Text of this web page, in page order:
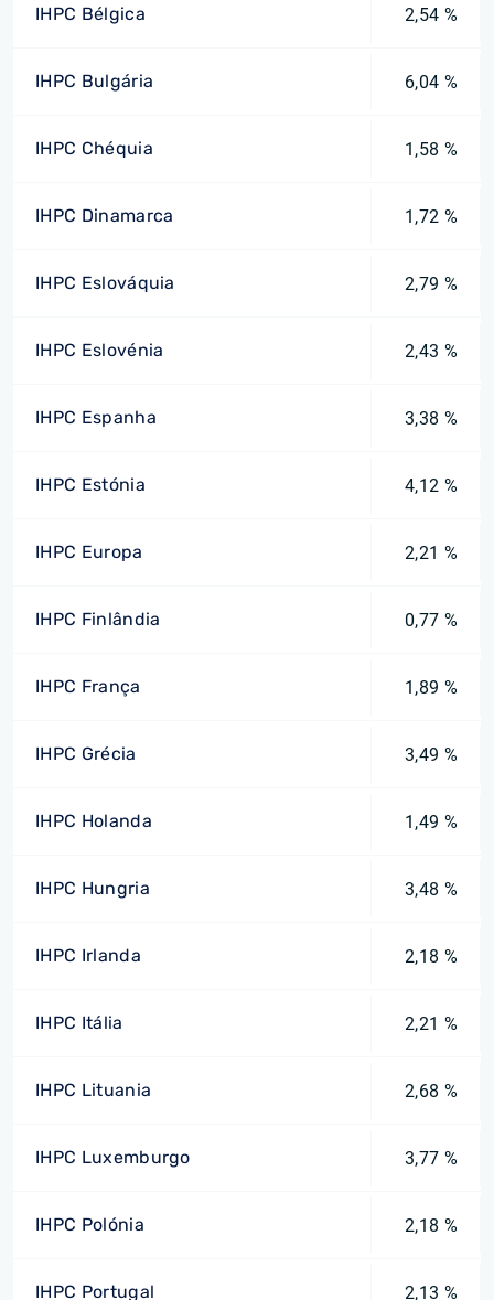
IHPC Bélgica 2,54 %
IHPC Bulgária 6,04 %
IHPC Chéquia 1,58 %
IHPC Dinamarca 1,72 %
IHPC Eslováquia 2,79 %
IHPC Eslovénia 2,43 %
IHPC Espanha 3,38 %
IHPC Estónia 4,12 %
IHPC Europa 2,21 %
IHPC Finlândia 0,77 %
IHPC França 1,89 %
IHPC Grécia 3,49 %
IHPC Holanda 1,49 %
IHPC Hungria 3,48 %
IHPC Irlanda 2,18 %
IHPC Itália 2,21 %
IHPC Lituania 2,68 %
IHPC Luxemburgo 3,77 %
IHPC Polónia 2,18 %
IHPC Portugal 2,13 %